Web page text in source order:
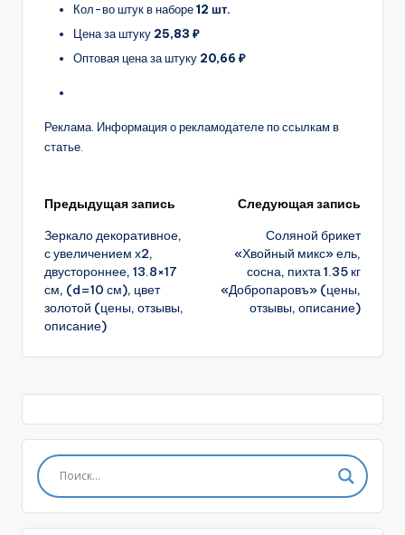
Кол-во штук в наборе12 шт.
Цена за штуку 25,83 ₽
Оптовая цена за штуку 20,66 ₽
Реклама. Информация о рекламодателе по ссылкам в
статье.
Навигация
записи
Предыдущая запись
Зеркало декоративное,
с увеличением х2,
двустороннее, 13.8×17
см, (d=10 см), цвет
золотой (цены, отзывы,
описание)
Следующая запись
Соляной брикет
«Хвойный микс» ель,
сосна, пихта 1.35 кг
«Добропаровъ» (цены,
отзывы, описание)